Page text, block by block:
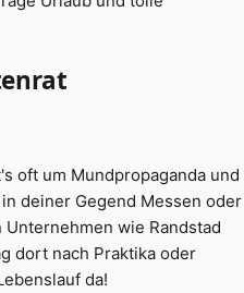
oft um Mundpropaganda und
deiner Gegend Messen oder
wie Randstad
dort nach Praktika oder
da!